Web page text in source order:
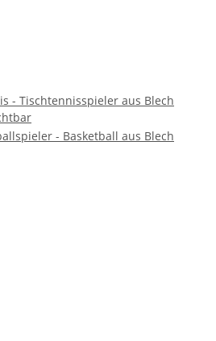
- Tischtennisspieler aus Blech